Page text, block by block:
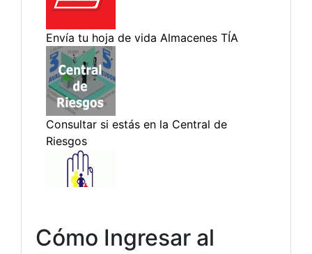
Cómo Ingresar al